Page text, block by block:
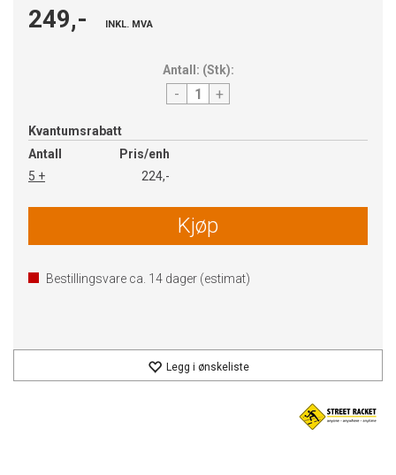
249,- INKL. MVA
Antall: (Stk):
- +
Kvantumsrabatt
Antall
Pris/enh
5 +
224,-
Kjøp
Bestillingsvare ca. 14 dager (estimat)
Legg i ønskeliste